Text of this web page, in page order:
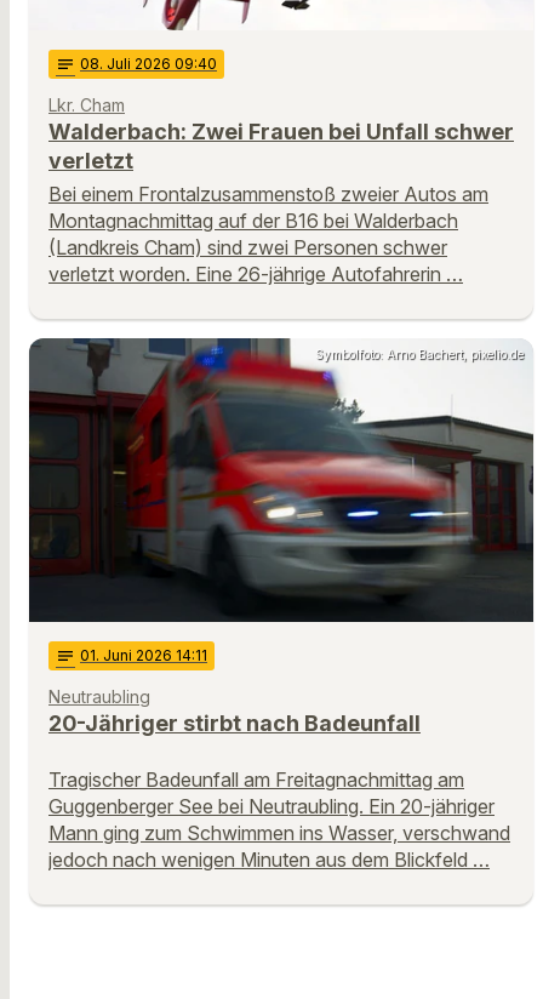
notes 08. Juli 2026 09:40
Lkr. Cham
Walderbach: Zwei Frauen bei Unfall schwer
verletzt
Bei einem Frontalzusammenstoß zweier Autos am
Montagnachmittag auf der B16 bei Walderbach
(Landkreis Cham) sind zwei Personen schwer
verletzt worden. Eine 26-jährige Autofahrerin …
Symbolfoto: Arno Bachert, pixelio.de
notes 01. Juni 2026 14:11
Neutraubling
20-Jähriger stirbt nach Badeunfall
Tragischer Badeunfall am Freitagnachmittag am
Guggenberger See bei Neutraubling. Ein 20-jähriger
Mann ging zum Schwimmen ins Wasser, verschwand
jedoch nach wenigen Minuten aus dem Blickfeld …